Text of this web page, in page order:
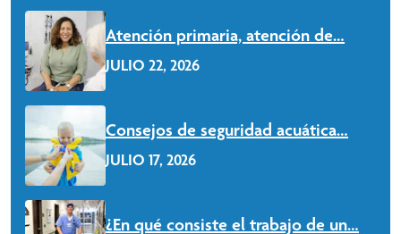
Atención primaria, atención de…
JULIO 22, 2026
Consejos de seguridad acuática…
JULIO 17, 2026
¿En qué consiste el trabajo de un…